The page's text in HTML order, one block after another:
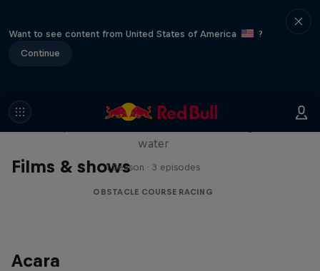
Want to see content from United States of America
?
Continue
Films & shows
Red Bull Stalen Ros Series
water
1 Season · 3 episodes
OBSTACLE COURSE RACING
Acara